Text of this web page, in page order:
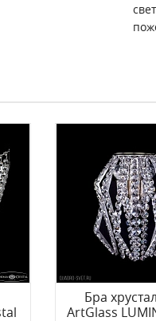
Бра
ArtGlass